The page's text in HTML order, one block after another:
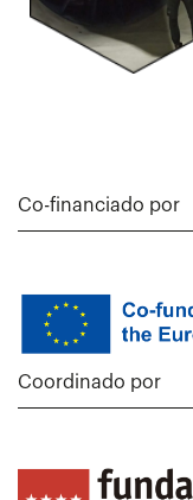
Co-financiado por
Coordinado por